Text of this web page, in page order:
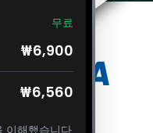
무료
₩6,900
₩6,560
이해했습니다